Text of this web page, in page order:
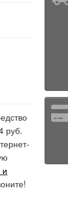
руб.